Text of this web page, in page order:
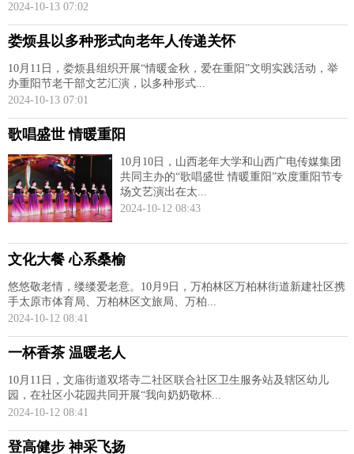
2024-10-13 07:02
娄烦县以多种形式向老年人传递关怀
10月11日，娄烦县组织开展“情暖金秋，爱在重阳”文明实践活动，举
办重阳节老干部文艺汇演，以多种形式...
2024-10-13 07:01
歌唱盛世 情暖重阳
10月10日，山西老年大学和山西广电传媒集团
共同主办的“歌唱盛世 情暖重阳”欢度重阳节专
场文艺演出在太...
2024-10-12 08:43
文化大餐 心系桑榆
悠悠敬老情，缕缕爱老意。10月9日，万柏林区万柏林街道新建社区携
手太原市体育局、万柏林区文旅局、万柏...
2024-10-12 08:41
一杯香茶 温暖老人
10月11日，文庙街道双塔寺二社区联合社区卫生服务站及辖区幼儿
园，在社区小花园共同开展“我向奶奶敬杯...
2024-10-12 08:41
登高健步 神采飞扬